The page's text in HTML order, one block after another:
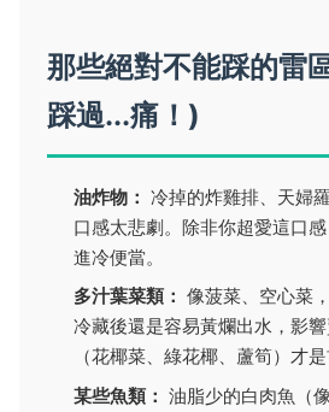
那些絕對不能踩的雷
踩過...痛！)
油炸物： 冷掉的炸雞排、天婦
口感太悲劇。除非你超愛這口
進冷便當。
多汁葉菜類： 像菠菜、空心菜
冷藏後還是容易黃爛出水，影
（花椰菜、綠花椰、蘆筍）才是
某些魚類： 油脂少的白肉魚（